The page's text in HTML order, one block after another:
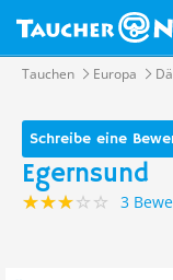
Tauchen Europa
Schreibe eine
Egernsund
3